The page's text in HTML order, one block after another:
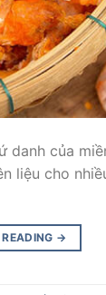
của
liệu cho
→